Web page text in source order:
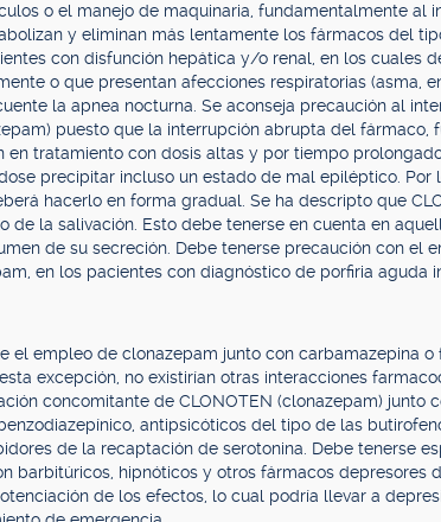
o el manejo de maquinaria, fundamentalmente al
y eliminan más lentamente los fármacos del
con disfunción hepática y/o renal, en los cuales
o que presentan afecciones respiratorias (asma,
la apnea nocturna. Se aconseja precaución al
puesto que la interrupción abrupta del fármaco,
en tratamiento con dosis altas y por tiempo
precipitar incluso un estado de mal epiléptico.
hacerlo en forma gradual. Se ha descripto que
de la salivación. Esto debe tenerse en cuenta en
de su secreción. Debe tenerse precaución con el
en los pacientes con diagnóstico de porfiria aguda
el empleo de clonazepam junto con carbamazepina
excepción, no existirían otras interacciones
concomitante de CLONOTEN (clonazepam) junto
antipsicóticos del tipo de las
de la recaptación de serotonina. Debe tenerse
barbitúricos, hipnóticos y otros fármacos depresores
de los efectos, lo cual podría llevar a